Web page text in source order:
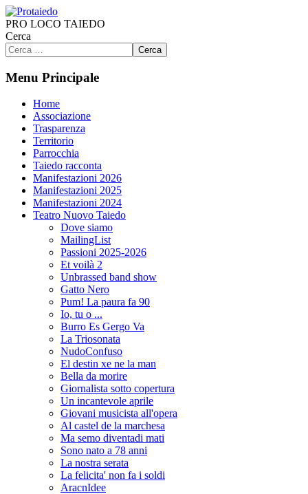
PRO LOCO TAIEDO
Cerca
Cerca
Menu Principale
Home
Associazione
Trasparenza
Territorio
Parrocchia
Taiedo racconta
Manifestazioni 2026
Manifestazioni 2025
Manifestazioni 2024
Teatro Nuovo Taiedo
Dove siamo
MailingList
Passioni 2025-2026
Et voilà 2
Unbrassed band show
Gatto Nero
Pum! La paura fa 90
Io, tu o ...
Burro Es Gergo Va
La Triosonata
NudoConfuso
El destin xe ne la man
Bella da morire
Giornalista sotto copertura
Un incantevole aprile
Giovani musicista all'opera
Al castel de la marchesa
Ma semo diventadi mati
Sono nato a 78 anni
La nostra serata
La felicita' non fa i soldi
AracnIdee